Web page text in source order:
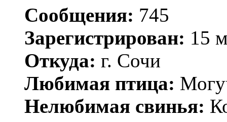
Сообщения: 745
Зарегистрирован: 15
Откуда: г. Сочи
Любимая птица:
Нелюбимая свинья: